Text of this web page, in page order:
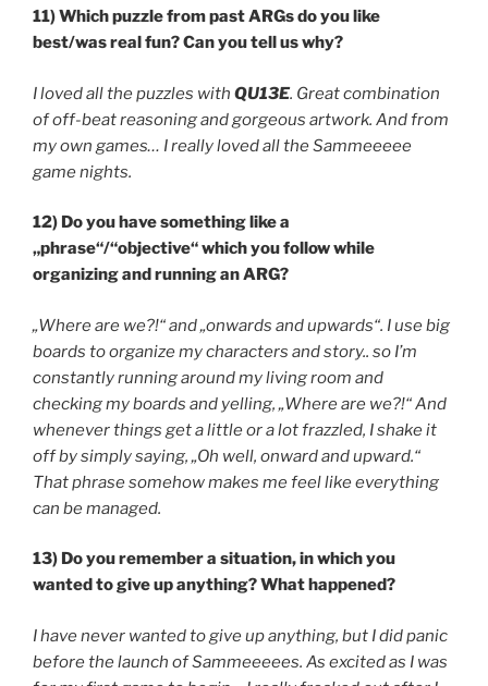
11) Which puzzle from past ARGs do you like
best/was real fun? Can you tell us why?
I loved all the puzzles with QU13E. Great combination
of off-beat reasoning and gorgeous artwork. And from
my own games… I really loved all the Sammeeeee
game nights.
12) Do you have something like a
„phrase“/“objective“ which you follow while
organizing and running an ARG?
„Where are we?!“ and „onwards and upwards“. I use big
boards to organize my characters and story.. so I’m
constantly running around my living room and
checking my boards and yelling, „Where are we?!“ And
whenever things get a little or a lot frazzled, I shake it
off by simply saying, „Oh well, onward and upward.“
That phrase somehow makes me feel like everything
can be managed.
13) Do you remember a situation, in which you
wanted to give up anything? What happened?
I have never wanted to give up anything, but I did panic
before the launch of Sammeeeees. As excited as I was